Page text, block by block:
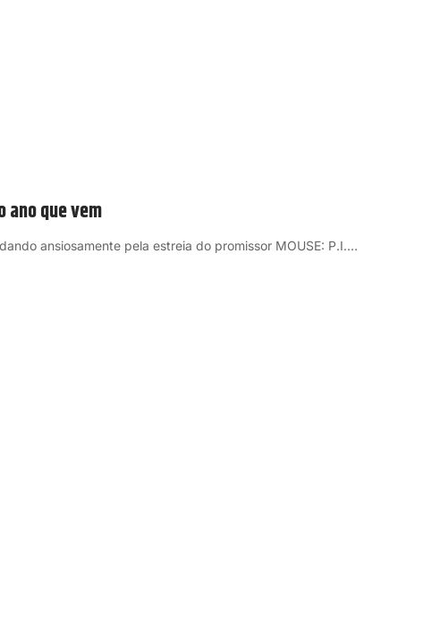
ano que vem
ansiosamente pela estreia do promissor MOUSE: P.I.…